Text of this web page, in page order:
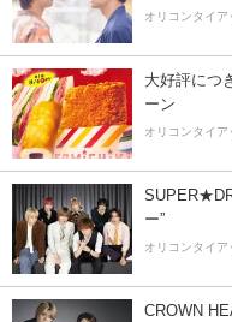
オリコンタイア
大好評につ
ーン
オリコンタイア
ー”
オリコンタイア
CROWN